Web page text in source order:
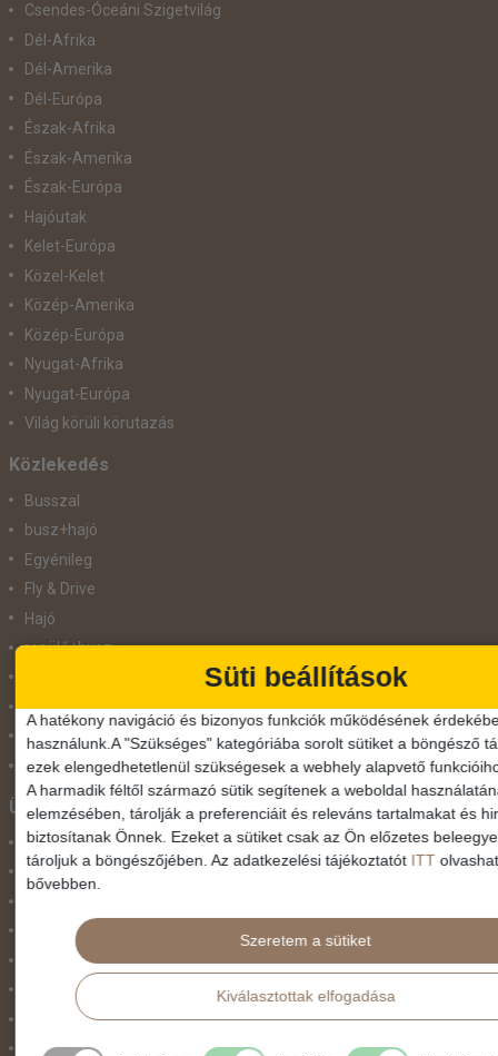
Csendes-Óceáni Szigetvilág
Dél-Afrika
Dél-Amerika
Dél-Európa
Észak-Afrika
Észak-Amerika
Észak-Európa
Hajóutak
Kelet-Európa
Közel-Kelet
Közép-Amerika
Közép-Európa
Nyugat-Afrika
Nyugat-Európa
Világ körüli körutazás
Közlekedés
Busszal
busz+hajó
Egyénileg
Fly & Drive
Hajó
repülő+busz
Repülővel
Szolgáltatás
Vonat
Ünnepek
Adventi hetek
Húsvét
Karnevál
Két ünnep között
Május 1.
Március 15.
Mikulás
Süti beállítások
A hatékony navigáció és bizonyos funkciók működésének
használunk.A "Szükséges" kategóriába sorolt sütiket a böngésző
ezek elengedhetetlenül szükségesek a webhely alapvető
A harmadik féltől származó sütik segítenek a weboldal
elemzésében, tárolják a preferenciáit és releváns tartalmakat és
biztosítanak Önnek. Ezeket a sütiket csak az Ön előzetes
tároljuk a böngészőjében. Az adatkezelési tájékoztatót ITT
bővebben.
Szeretem a sütiket
Kiválasztottak elfogadása